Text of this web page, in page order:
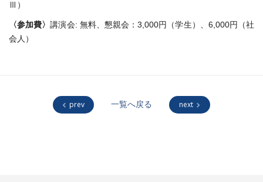
Ⅲ）
〈参加費〉講演会: 無料、懇親会：3,000円（学生）、6,000円（社
会人）
prev 一覧へ戻る next